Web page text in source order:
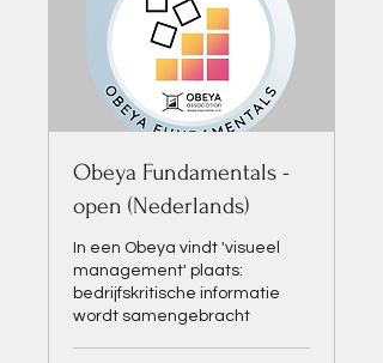
Obeya Fundamentals -
open (Nederlands)
In een Obeya vindt 'visueel
management' plaats:
bedrijfskritische informatie
wordt samengebracht